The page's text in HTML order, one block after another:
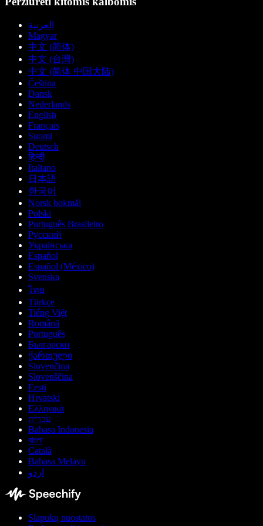
العربية
Magyar
中文 (简体)
中文 (台灣)
中文 (简体 中国大陆)
Čeština
Dansk
Nederlands
English
Français
Suomi
Deutsch
हिन्दी
Italiano
日本語
한국어
Norsk bokmål
Polski
Português Brasileiro
Русский
Українська
Español
Español (México)
Svenska
ไทย
Türkçe
Tiếng Việt
Română
Português
Български
ქართული
Slovenčina
Slovenščina
Eesti
Hrvatski
Ελληνικά
עברית
Bahasa Indonesia
বাংলা
Català
Bahasa Melayu
اردو
Slapukų nuostatos